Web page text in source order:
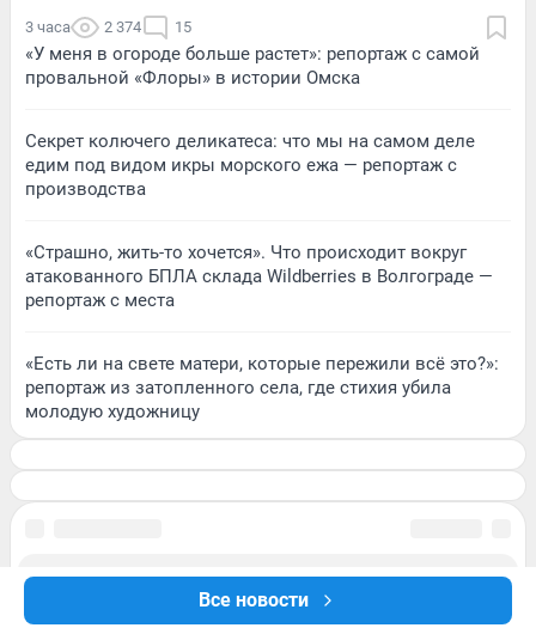
Все новости
3 часа 2 374 15
«У меня в огороде больше растет»: репортаж с самой
провальной «Флоры» в истории Омска
Секрет колючего деликатеса: что мы на самом деле
едим под видом икры морского ежа — репортаж с
производства
«Страшно, жить-то хочется». Что происходит вокруг
атакованного БПЛА склада Wildberries в Волгограде —
репортаж с места
«Есть ли на свете матери, которые пережили всё это?»:
репортаж из затопленного села, где стихия убила
молодую художницу